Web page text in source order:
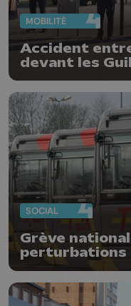
MOBILITÉ
Accident
devant les
blessés
SOCIAL
Grève
perturbations